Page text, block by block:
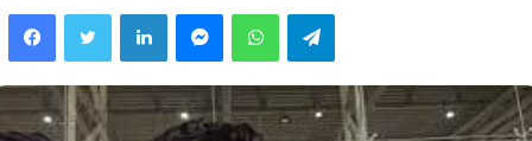
FacebookTwitter LinkedInMessengerWhatsAppTelegram